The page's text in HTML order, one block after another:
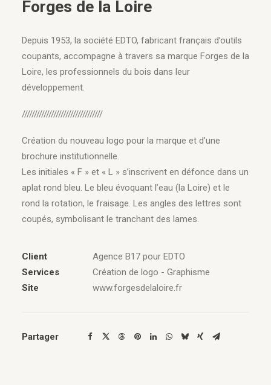
Forges de la Loire
Depuis 1953, la société EDTO, fabricant français d’outils
coupants, accompagne à travers sa marque Forges de la
Loire, les professionnels du bois dans leur
développement.
/////////////////////////////////
Création du nouveau logo pour la marque et d’une
brochure institutionnelle.
Les initiales « F » et « L » s’inscrivent en défonce dans un
aplat rond bleu. Le bleu évoquant l’eau (la Loire) et le
rond la rotation, le fraisage. Les angles des lettres sont
coupés, symbolisant le tranchant des lames.
Client
Agence B17 pour EDTO
Services
Création de logo - Graphisme
Site
www.forgesdelaloire.fr
Partager